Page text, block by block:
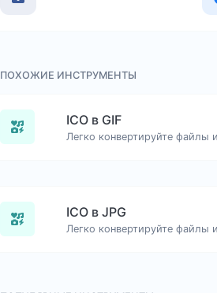
ПОХОЖИЕ ИНСТРУМЕНТЫ
ICO в GIF
ICO в JPG